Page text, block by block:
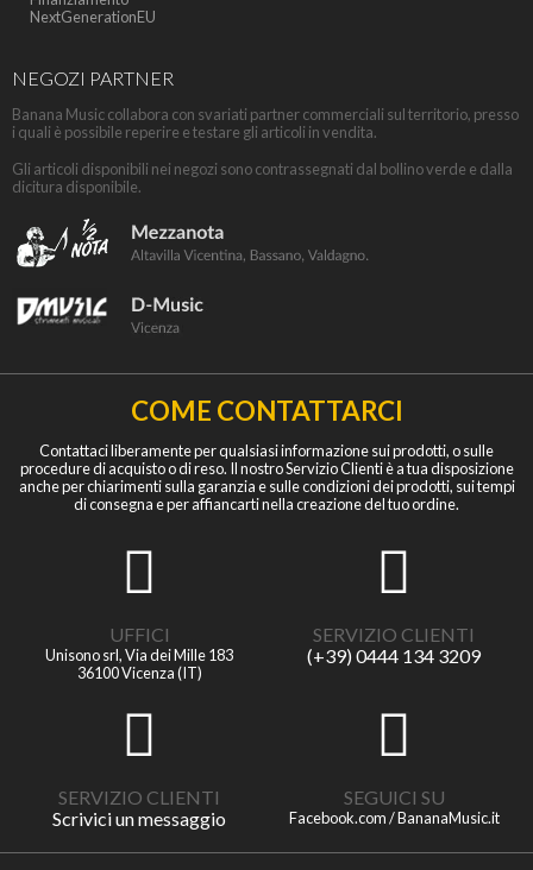
NextGenerationEU
NEGOZI PARTNER
Banana Music collabora con svariati partner commerciali sul territorio, presso
i quali è possibile reperire e testare gli articoli in vendita.
Gli articoli disponibili nei negozi sono contrassegnati dal bollino verde e dalla
dicitura disponibile.
COME CONTATTARCI
Contattaci liberamente per qualsiasi informazione sui prodotti, o sulle
procedure di acquisto o di reso. Il nostro Servizio Clienti è a tua disposizione
anche per chiarimenti sulla garanzia e sulle condizioni dei prodotti, sui tempi
di consegna e per affiancarti nella creazione del tuo ordine.
UFFICI
Unisono srl, Via dei Mille 183
36100 Vicenza (IT)
SERVIZIO CLIENTI
(+39) 0444 134 3209
SERVIZIO CLIENTI
Scrivici un messaggio
SEGUICI SU
Facebook.com / BananaMusic.it